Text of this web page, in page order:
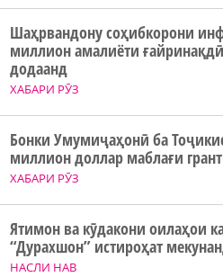
ХАБАРИ РӮЗ
Шаҳрвандону соҳибкорони
миллион амалиёти
додаанд
ХАБАРИ РӮЗ
Бонки Умумиҷаҳонӣ ба
миллион доллар маблағи
НАСЛИ НАВ
Ятимон ва кӯдакони оилаҳои
“Дурахшон” истироҳат